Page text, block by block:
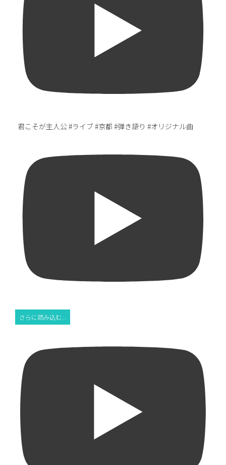
君こそが主人公 #ライブ #京都 #弾き語り #オリジナル曲
さらに読み込む...